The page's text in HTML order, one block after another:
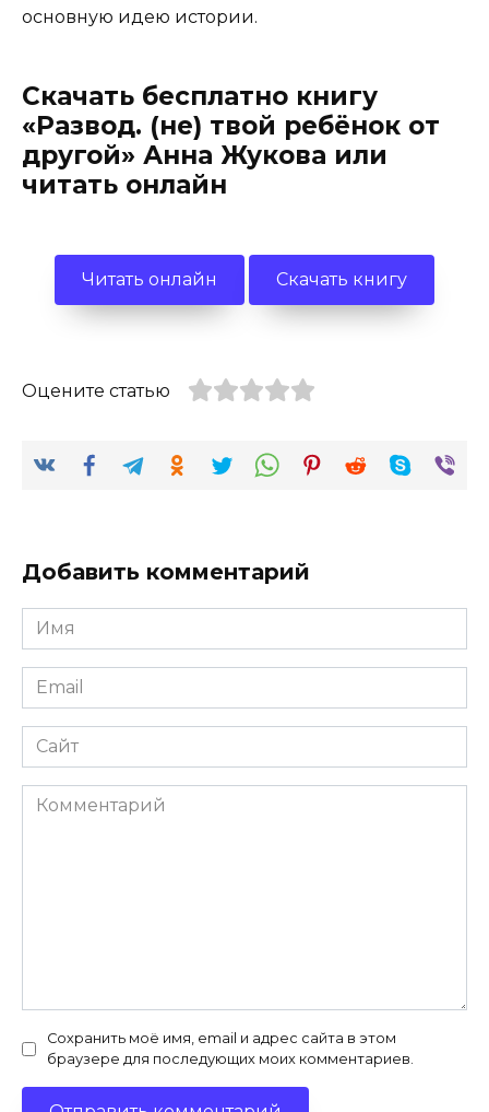
основную идею истории.
Скачать бесплатно книгу
«Развод. (не) твой ребёнок от
другой» Анна Жукова или
читать онлайн
Читать онлайн Скачать книгу
Оцените статью
Добавить комментарий
Имя
*
Email
*
Сайт
Комментарий
Сохранить моё имя, email и адрес сайта в этом
браузере для последующих моих комментариев.